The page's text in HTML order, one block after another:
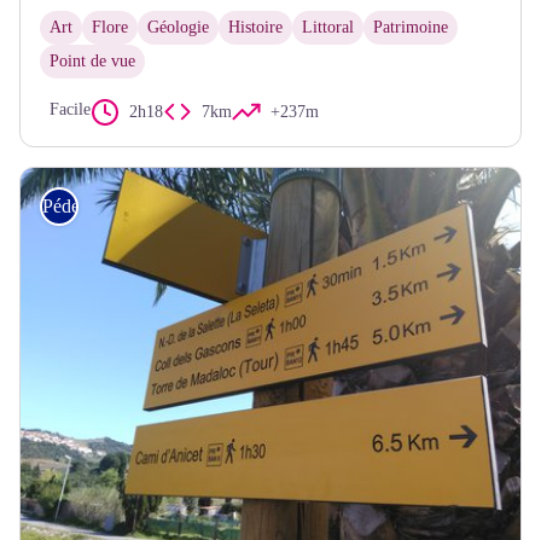
Art Flore Géologie Histoire Littoral
Patrimoine
Point de vue
Facile 2h18 7km +237m
Pédestre